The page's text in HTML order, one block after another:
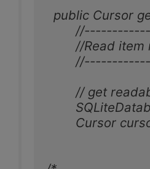
public Cursor
//Read
// get
Cursor